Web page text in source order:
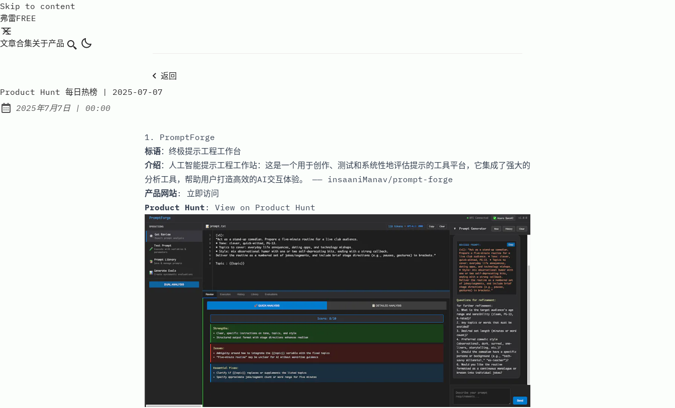
Skip to content
弗雷FREE
文章合集关于产品 搜索
返回
Product Hunt 每日热榜 | 2025-07-07
Published:
2025年7月7日| at
00:00
1. PromptForge
标语：终极提示工程工作台
介绍：人工智能提示工程工作站：这是一个用于创作、测试和系统性地评估提示的工具平台，它集成了强大的
分析工具，帮助用户打造高效的AI交互体验。 —— insaaniManav/prompt-forge
产品网站: 立即访问
Product Hunt : View on Product Hunt